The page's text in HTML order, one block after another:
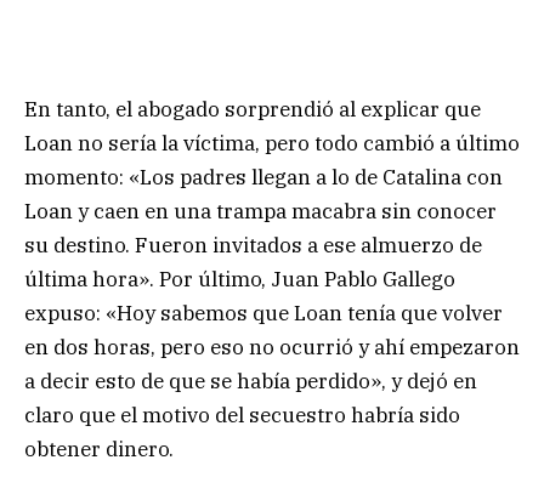
En tanto, el abogado sorprendió al explicar que
Loan no sería la víctima, pero todo cambió a último
momento: «Los padres llegan a lo de Catalina con
Loan y caen en una trampa macabra sin conocer
su destino. Fueron invitados a ese almuerzo de
última hora». Por último, Juan Pablo Gallego
expuso: «Hoy sabemos que Loan tenía que volver
en dos horas, pero eso no ocurrió y ahí empezaron
a decir esto de que se había perdido», y dejó en
claro que el motivo del secuestro habría sido
obtener dinero.